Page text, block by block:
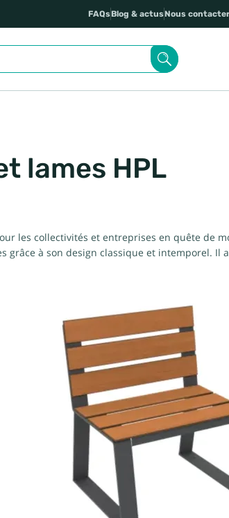
FAQsBlog & actusNous contacter
lames HPL
les collectivités et entreprises en quête
grâce à son design classique et intemporel.